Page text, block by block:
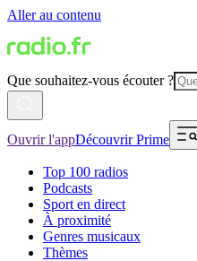
Aller au contenu
Que souhaitez-vous écouter ?
Ouvrir l'appDécouvrir Prime
Top 100 radios
Podcasts
Sport en direct
À proximité
Genres musicaux
Thèmes